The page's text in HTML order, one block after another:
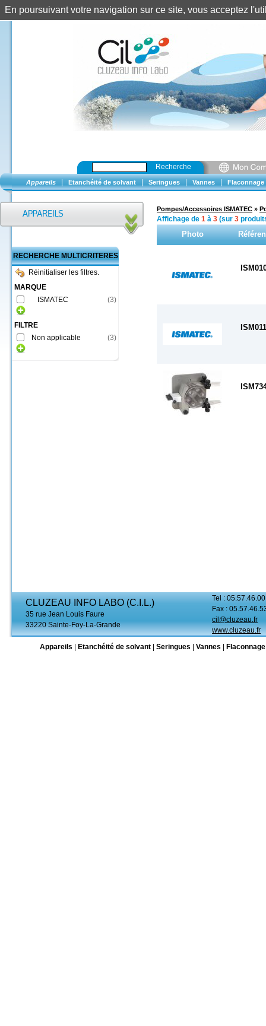
Recherche
Appareils Etanchéité de solvant Seringues Vannes Flaconnage
RECHERCHE MULTICRITERES
Réinitialiser les filtres.
MARQUE
ISMATEC
(3)
FILTRE
Non applicable
(3)
Pompes/Accessoires ISMATEC »
Affichage de 1 à 3 (sur 3
Photo
CLUZEAU INFO LABO (C.I.L.)
35 rue Jean Louis Faure
33220 Sainte-Foy-La-Grande
Tel :
Fax :
cil@cluzeau.fr
www.cluzeau.fr
Appareils
Etanchéité de solvant Seringues Vannes Flaconnage
En poursuivant votre navigation sur ce site, vous acceptez